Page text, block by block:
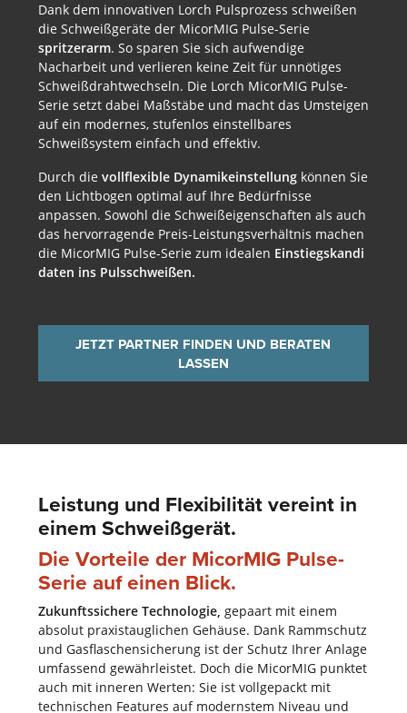
Dank dem innovativen Lorch Pulsprozess schweißen
die Schweißgeräte der MicorMIG Pulse-Serie
spritzerarm. So sparen Sie sich aufwendige
Nacharbeit und verlieren keine Zeit für unnötiges
Schweißdrahtwechseln. Die Lorch MicorMIG Pulse-
Serie setzt dabei Maßstäbe und macht das Umsteigen
auf ein modernes, stufenlos einstellbares
Schweißsystem einfach und effektiv.
Durch die vollflexible Dy­na­mik­ein­stellungkönnen Sie
den Licht­bogen optimal auf Ihre Bedürf­nisse
anpassen. Sowohl die Schweiß­ei­gen­schaften als auch
das hervor­ragende Preis-Leistungs­ver­hält­nis machen
die MicorMIG Pulse-Serie zum idealen Einstiegskandi
daten ins Pulsschweißen.
JETZT PARTNER FINDEN UND BERATEN
LASSEN
Leistung und Flexi­bilität vereint in
einem Schweiß­gerät.
Die Vorteile der MicorMIG Pulse-
Serie auf einen Blick.
Zukunftssichere Technologie, gepaart mit einem
absolut praxistauglichen Ge­häuse. Dank Ramm­schutz
und Gas­flaschen­si­che­rung ist der Schutz Ihrer Anlage
umfassend gewähr­leistet. Doch die MicorMIG punktet
auch mit inneren Werten: Sie ist voll­gepackt mit
techni­schen Features auf modernstem Niveau und